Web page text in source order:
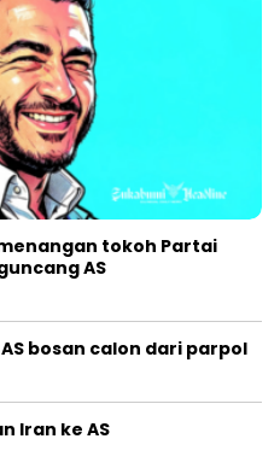
tokoh Partai
AS
bosan calon dari parpol
Iran ke AS